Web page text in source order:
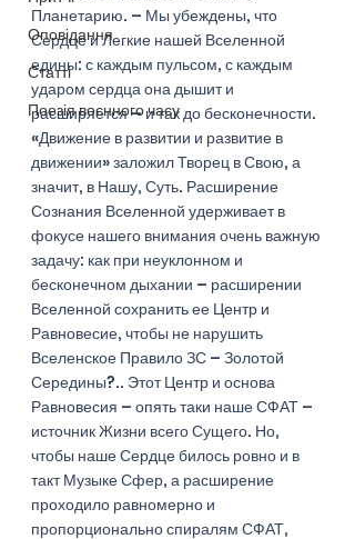
Оповідання
Статті
Поезія воєнного часу
Планетарию. – Мы убеждены, что
Сердце и Легкие нашей Вселенной
едины: с каждым пульсом, с каждым
ударом сердца она дышит и
расширяется – и так до бесконечности.
«Движение в развитии и развитие в
движении» заложил Творец в Свою, а
значит, в Нашу, Суть. Расширение
Сознания Вселенной удерживает в
фокусе нашего внимания очень важную
задачу: как при неуклонном и
бесконечном дыхании – расширении
Вселенной сохранить ее Центр и
Равновесие, чтобы не нарушить
Вселенское Правило ЗС – Золотой
Середины?.. Этот Центр и основа
Равновесия – опять таки наше СФАТ –
источник Жизни всего Сущего. Но,
чтобы наше Сердце билось ровно и в
такт Музыке Сфер, а расширение
проходило равномерно и
пропорционально спиралям СФАТ,